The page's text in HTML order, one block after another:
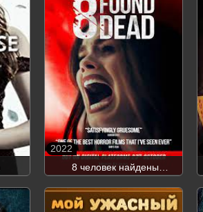
8 человек найдены
мёртвыми
2022